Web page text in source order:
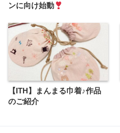
ンに向け始動
【ITH】まんまる巾着♪作品
のご紹介